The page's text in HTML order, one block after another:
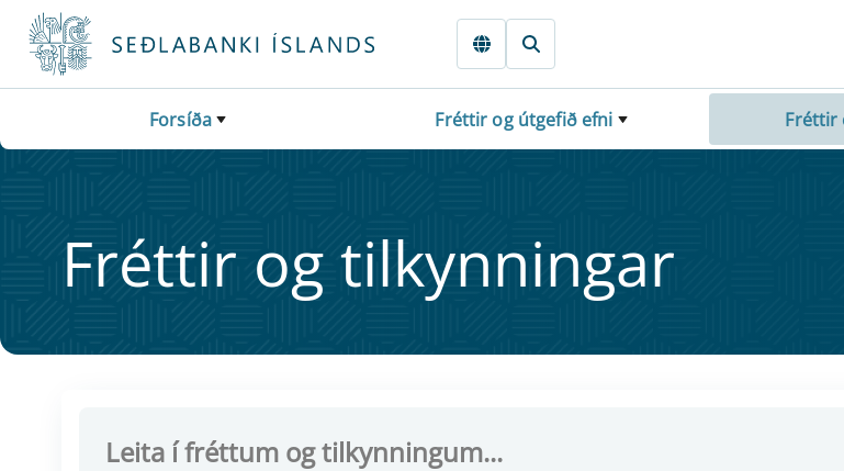
Fara beint í Meginmál
Forsíða Fréttir og útgefið efni Fréttir
Frétt­ir og til­kynn­ing­ar